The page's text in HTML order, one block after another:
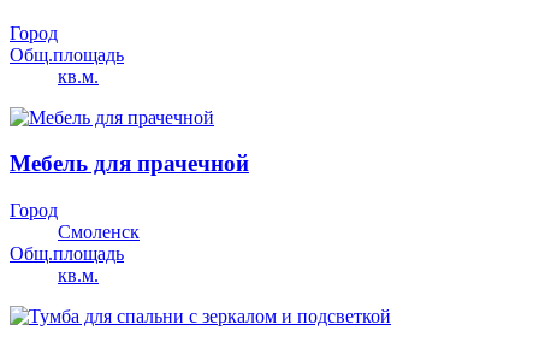
Город
Общ.площадь
кв.м.
Мебель для прачечной
Город
Смоленск
Общ.площадь
кв.м.